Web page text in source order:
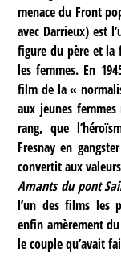
menace du Front
avec Darrieux) est
figure du père et la
les femmes. En
film de la «
aux jeunes
rang, que
Fresnay en
convertit aux
Amants du pont
l’un des films les
enfin amèrement
le couple qu’avait